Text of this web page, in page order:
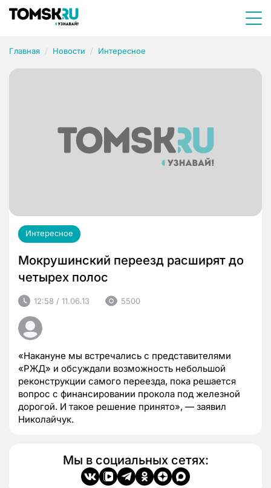
Главная Новости Интересное
Интересное
Мокрушинский переезд расширят до
четырех полос
12:58 / 11.06.13 5500
«Накануне мы встречались с представителями
«РЖД» и обсуждали возможность небольшой
реконструкции самого переезда, пока решается
вопрос с финансировании прокола под железной
дорогой. И такое решение принято», — заявил
Николайчук.
Мы в социальных сетях: